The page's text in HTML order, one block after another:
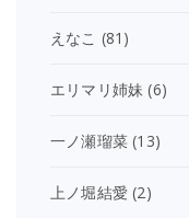
えなこ (81)
エリマリ姉妹 (6)
一ノ瀬瑠菜 (13)
上ノ堀結愛 (2)